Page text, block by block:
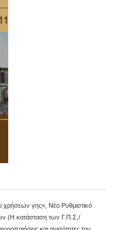
χρήσεων γης», Νέο Ρυθμιστικό
(Η κατάσταση των Γ.Π.Σ./